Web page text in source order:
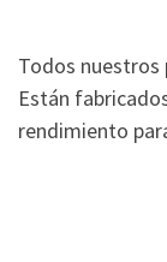
Todos nuestros
Están
rendimiento